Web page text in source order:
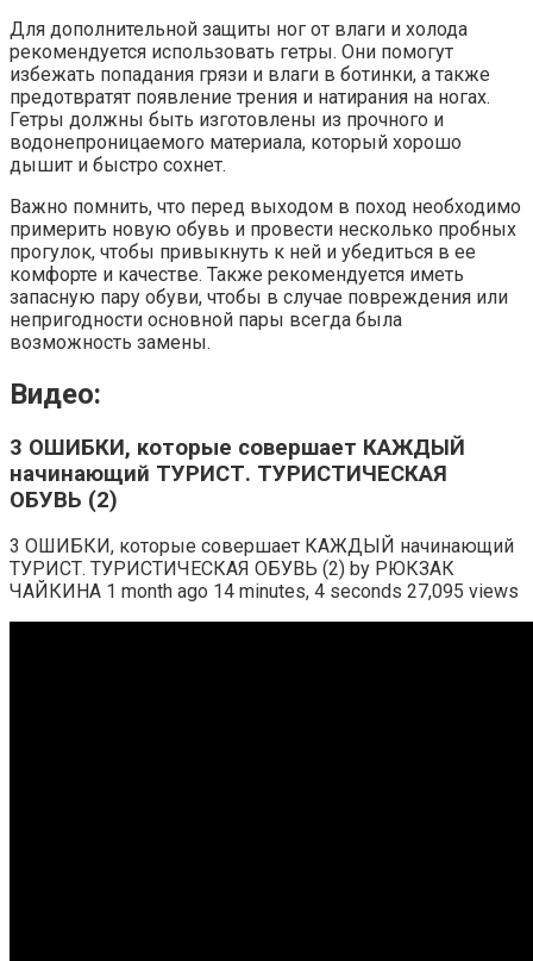
Для дополнительной защиты ног от влаги и холода
рекомендуется использовать гетры. Они помогут
избежать попадания грязи и влаги в ботинки, а также
предотвратят появление трения и натирания на ногах.
Гетры должны быть изготовлены из прочного и
водонепроницаемого материала, который хорошо
дышит и быстро сохнет.
Важно помнить, что перед выходом в поход необходимо
примерить новую обувь и провести несколько пробных
прогулок, чтобы привыкнуть к ней и убедиться в ее
комфорте и качестве. Также рекомендуется иметь
запасную пару обуви, чтобы в случае повреждения или
непригодности основной пары всегда была
возможность замены.
Видео:
3 ОШИБКИ, которые совершает КАЖДЫЙ
начинающий ТУРИСТ. ТУРИСТИЧЕСКАЯ
ОБУВЬ (2)
3 ОШИБКИ, которые совершает КАЖДЫЙ начинающий
ТУРИСТ. ТУРИСТИЧЕСКАЯ ОБУВЬ (2) by РЮКЗАК
ЧАЙКИНА 1 month ago 14 minutes, 4 seconds 27,095 views